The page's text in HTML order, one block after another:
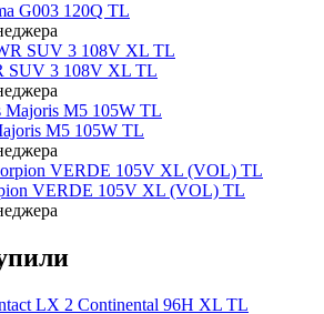
G003 120Q TL
SUV 3 108V XL TL
M5 105W TL
VERDE 105V XL (VOL) TL